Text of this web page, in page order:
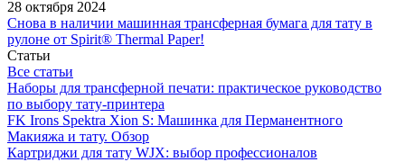
28 октября 2024
Снова в наличии машинная трансферная бумага для тату в
рулоне от Spirit® Thermal Paper!
Статьи
Все статьи
Наборы для трансферной печати: практическое руководство
по выбору тату‑принтера
FK Irons Spektra Xion S: Машинка для Перманентного
Макияжа и тату. Обзор
Картриджи для тату WJX: выбор профессионалов